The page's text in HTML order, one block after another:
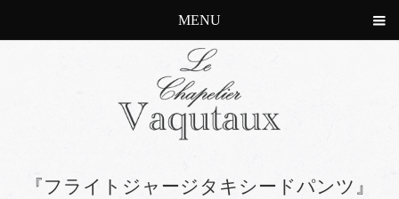
MENU
『フライトジャージタキシードパンツ』